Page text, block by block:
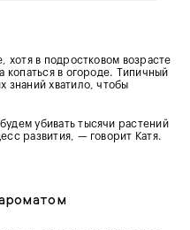
хотя в подростковом возрасте
копаться в огороде. Типичный
знаний хватило, чтобы
убивать тысячи растений
развития, — говорит Катя.